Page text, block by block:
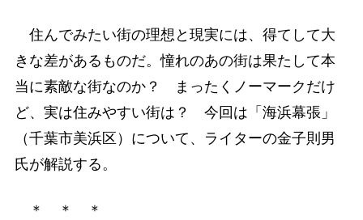
住んでみたい街の理想と現実には、得てして大
きな差があるものだ。憧れのあの街は果たして本
当に素敵な街なのか？ まったくノーマークだけ
ど、実は住みやすい街は？ 今回は「海浜幕張」
（千葉市美浜区）について、ライターの金子則男
氏が解説する。
＊ ＊ ＊